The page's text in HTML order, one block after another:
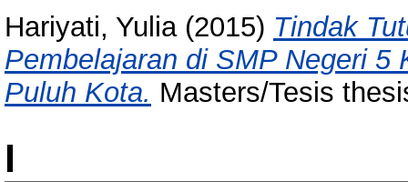
Hariyati, Yulia(2015) Tindak
Pembelajaran di SMP Negeri 5
Puluh Kota. Masters/Tesis
I